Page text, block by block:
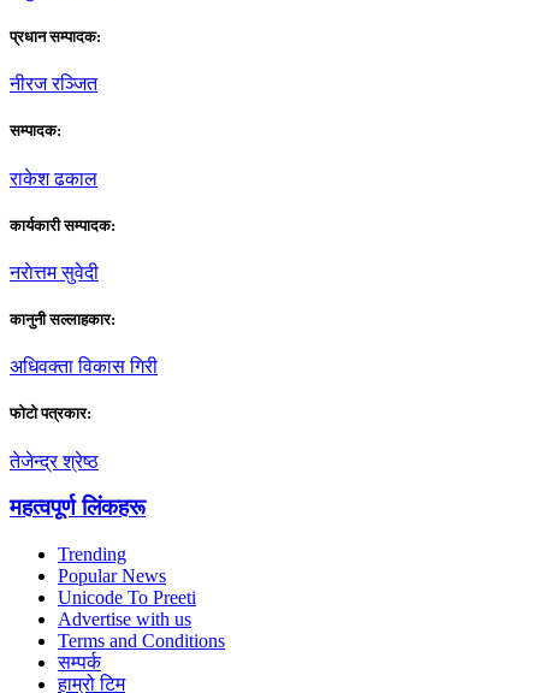
प्रधान सम्पादक:
नीरज रञ्जित
सम्पादक:
राकेश ढकाल
कार्यकारी सम्पादक:
नराेत्तम सुवेदी
कानुनी सल्लाहकार:
अधिवक्ता विकास गिरी
फाेटाे पत्रकार:
तेजेन्द्र श्रेष्ठ
महत्वपूर्ण लिंकहरू
Trending
Popular News
Unicode To Preeti
Advertise with us
Terms and Conditions
सम्पर्क
हाम्रो टिम